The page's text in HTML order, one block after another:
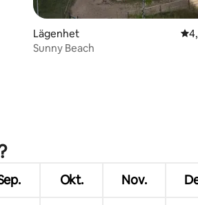
Lägenhet
Sunny Beach
Okt. Nov.